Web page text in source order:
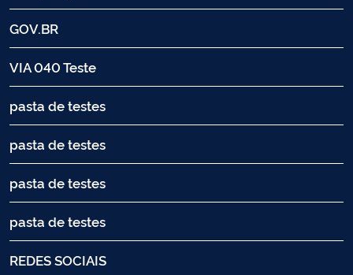
GOV.BR
VIA 040 Teste
pasta de testes
pasta de testes
pasta de testes
pasta de testes
REDES SOCIAIS